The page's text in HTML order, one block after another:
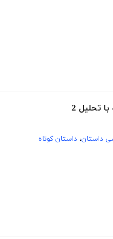
تحلیل 2
داستان، داستان کوتاه